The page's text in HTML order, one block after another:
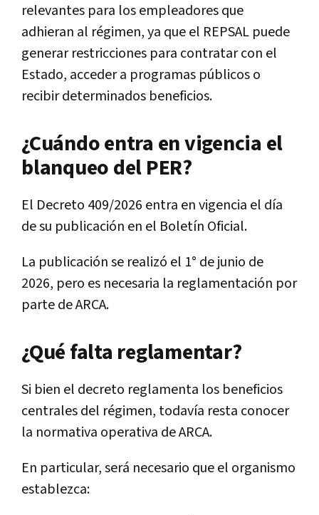
relevantes para los empleadores que
adhieran al régimen, ya que el REPSAL puede
generar restricciones para contratar con el
Estado, acceder a programas públicos o
recibir determinados beneficios.
¿Cuándo entra en vigencia el
blanqueo del PER?
El Decreto 409/2026 entra en vigencia el día
de su publicación en el Boletín Oficial.
La publicación se realizó el 1° de junio de
2026, pero es necesaria la reglamentación por
parte de ARCA.
¿Qué falta reglamentar?
Si bien el decreto reglamenta los beneficios
centrales del régimen, todavía resta conocer
la normativa operativa de ARCA.
En particular, será necesario que el organismo
establezca: